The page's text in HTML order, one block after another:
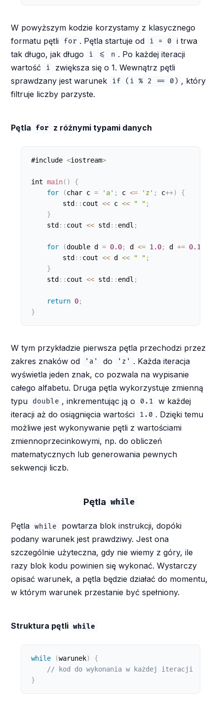
W powyższym kodzie korzystamy z klasycznego
formatu pętli
for . Pętla startuje od i = 0
i trwa
tak długo, jak długo
i <= n . Po każdej iteracji
wartość
i
zwiększa się o 1. Wewnątrz pętli
sprawdzany jest warunek
if (i % 2 == 0) , który
filtruje liczby parzyste.
Pętla for z różnymi typami danych
#include <iostream>
int main( )
{
for
(char c = 'a' ; c <= 'z' ; c++)
{
        std
: : cout << c << " " ;
}
    std
: : cout << std: : endl ;
for (double d = 0.0; d <= 1.0; d += 0.1
        std
: : cout << d << " " ;
}
    std
: : cout << std: : endl ;
return 0;
}
W tym przykładzie pierwsza pętla przechodzi przez
zakres znaków od
'a' do 'z' . Każda iteracja
wyświetla jeden znak, co pozwala na wypisanie
całego alfabetu. Druga pętla wykorzystuje zmienną
typu
double , inkrementując ją o 0.1
w każdej
iteracji aż do osiągnięcia wartości
1.0 . Dzięki temu
możliwe jest wykonywanie pętli z wartościami
zmiennoprzecinkowymi, np. do obliczeń
matematycznych lub generowania pewnych
sekwencji liczb.
Pętla while
Pętla while
powtarza blok instrukcji, dopóki
podany warunek jest prawdziwy. Jest ona
szczególnie użyteczna, gdy nie wiemy z góry, ile
razy blok kodu powinien się wykonać. Wystarczy
opisać warunek, a pętla będzie działać do momentu,
w którym warunek przestanie być spełniony.
Struktura pętli while
while (warunek)
{
// kod do wykonania w każdej iteracji
}